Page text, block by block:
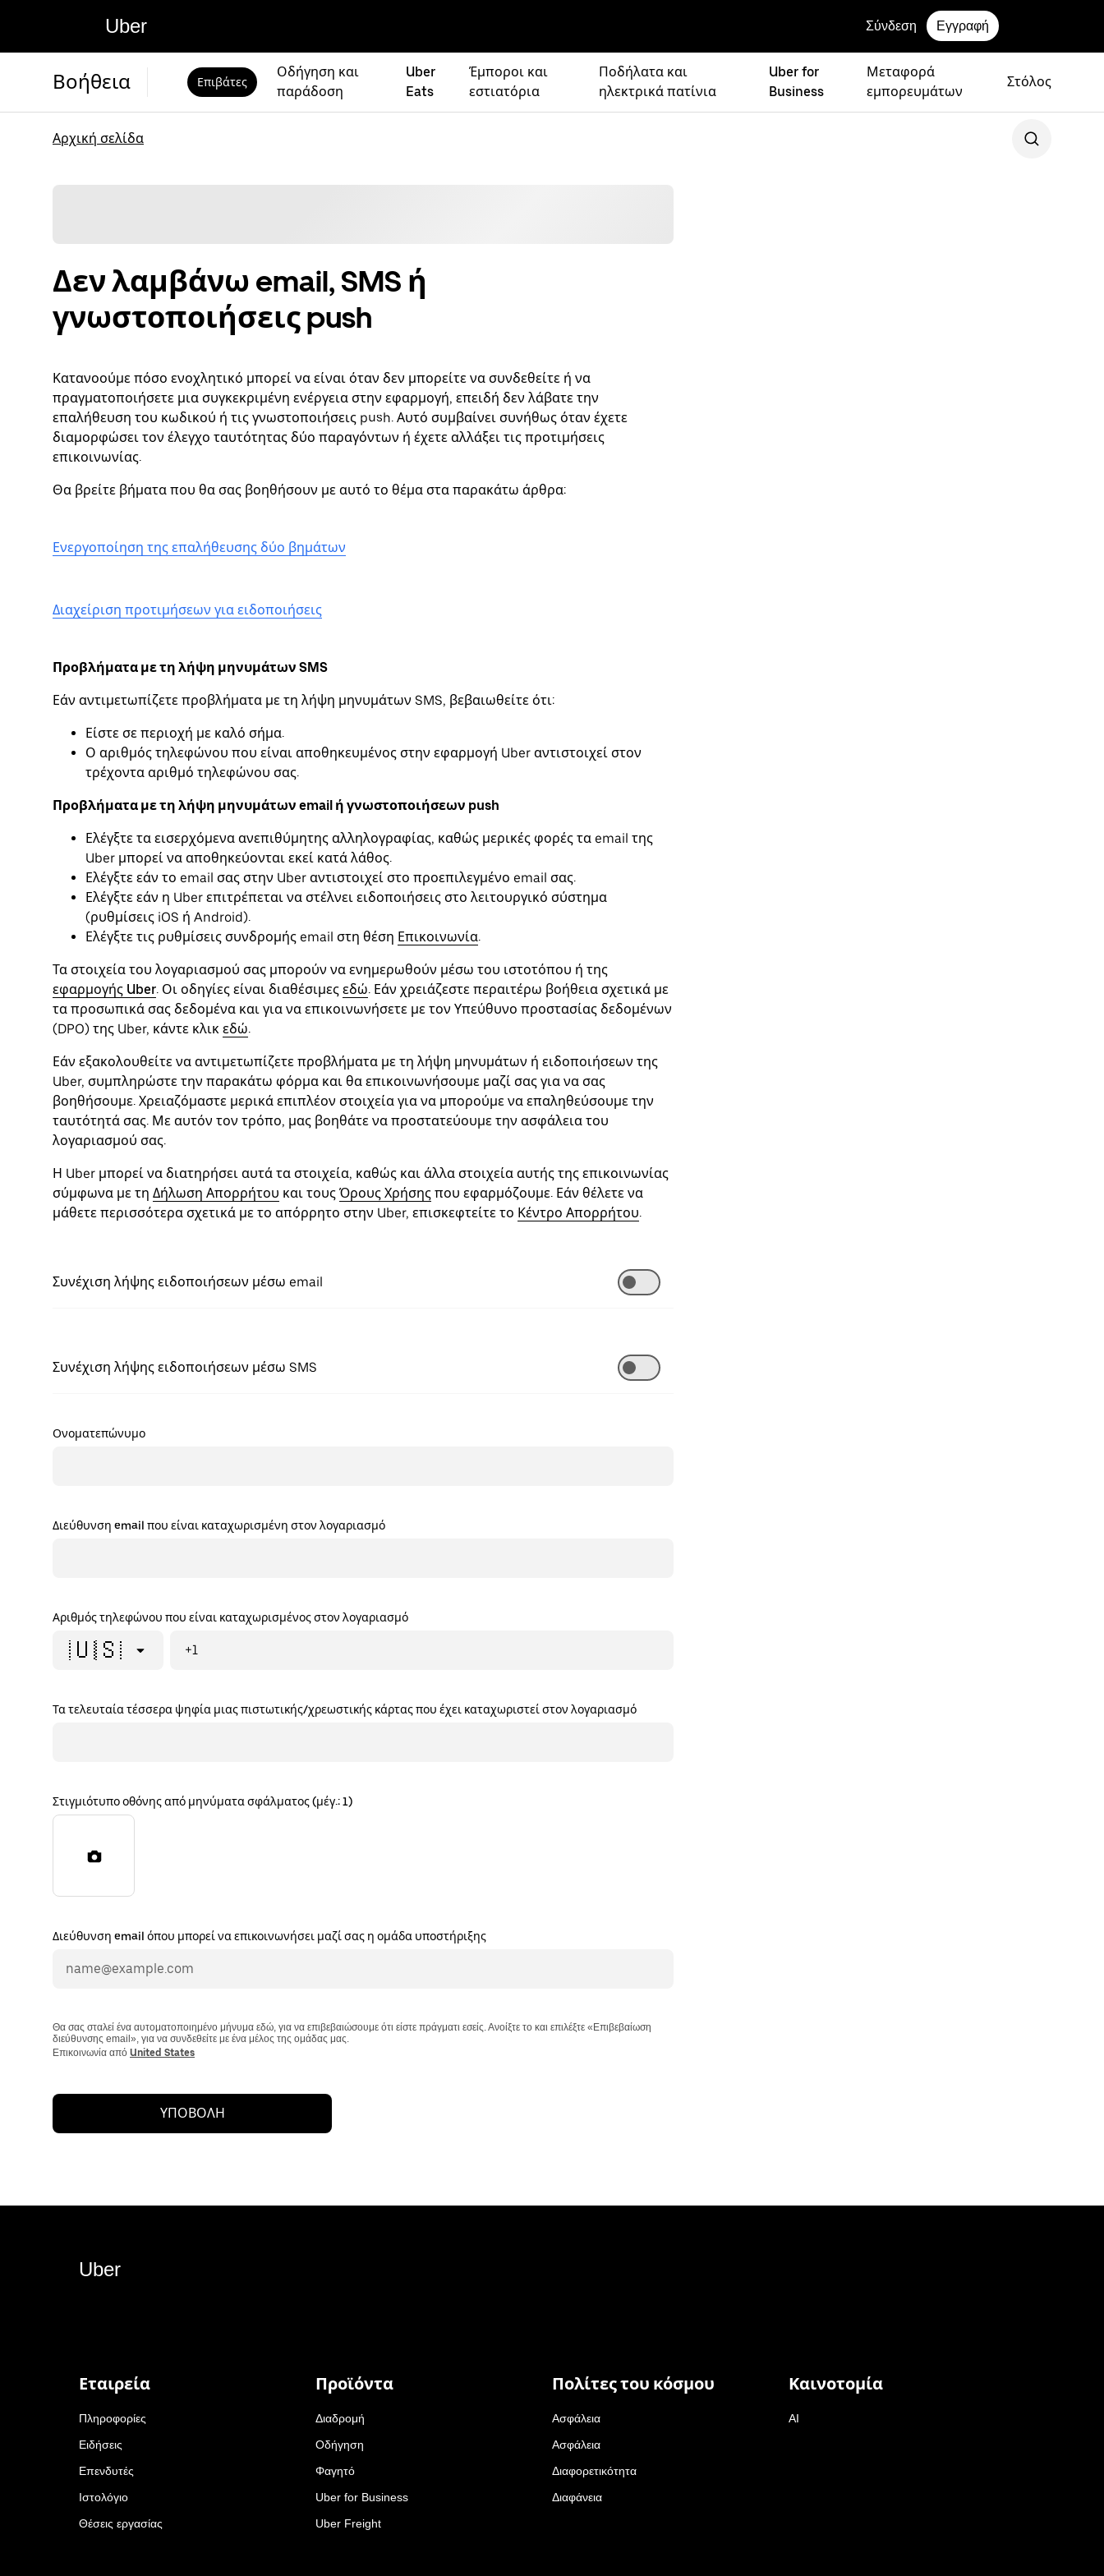
Uber Σύνδεση Εγγραφή
Βοήθεια Επιβάτες
Οδήγηση και
παράδοση
Uber
Eats
Έμποροι και
εστιατόρια
Ποδήλατα και
ηλεκτρικά πατίνια
Uber for
Business
Μεταφορά
εμπορευμάτων
Στόλος
Αρχική σελίδα
Δεν λαμβάνω email, SMS ή
γνωστοποιήσεις push
Κατανοούμε πόσο ενοχλητικό μπορεί να είναι όταν δεν μπορείτε να συνδεθείτε ή να
πραγματοποιήσετε μια συγκεκριμένη ενέργεια στην εφαρμογή, επειδή δεν λάβατε την
επαλήθευση του κωδικού ή τις γνωστοποιήσεις push. Αυτό συμβαίνει συνήθως όταν έχετε
διαμορφώσει τον έλεγχο ταυτότητας δύο παραγόντων ή έχετε αλλάξει τις προτιμήσεις
επικοινωνίας.
Θα βρείτε βήματα που θα σας βοηθήσουν με αυτό το θέμα στα παρακάτω άρθρα:
Ενεργοποίηση της επαλήθευσης δύο βημάτων
Διαχείριση προτιμήσεων για ειδοποιήσεις
Προβλήματα με τη λήψη μηνυμάτων SMS
Εάν αντιμετωπίζετε προβλήματα με τη λήψη μηνυμάτων SMS, βεβαιωθείτε ότι:
Είστε σε περιοχή με καλό σήμα.
Ο αριθμός τηλεφώνου που είναι αποθηκευμένος στην εφαρμογή Uber αντιστοιχεί στον
τρέχοντα αριθμό τηλεφώνου σας.
Προβλήματα με τη λήψη μηνυμάτων email ή γνωστοποιήσεων push
Ελέγξτε τα εισερχόμενα ανεπιθύμητης αλληλογραφίας, καθώς μερικές φορές τα email της
Uber μπορεί να αποθηκεύονται εκεί κατά λάθος.
Ελέγξτε εάν το email σας στην Uber αντιστοιχεί στο προεπιλεγμένο email σας.
Ελέγξτε εάν η Uber επιτρέπεται να στέλνει ειδοποιήσεις στο λειτουργικό σύστημα
(ρυθμίσεις iOS ή Android).
Ελέγξτε τις ρυθμίσεις συνδρομής email στη θέση Επικοινωνία.
Τα στοιχεία του λογαριασμού σας μπορούν να ενημερωθούν μέσω του ιστοτόπου ή της
εφαρμογής Uber. Οι οδηγίες είναι διαθέσιμες εδώ. Εάν χρειάζεστε περαιτέρω βοήθεια σχετικά με
τα προσωπικά σας δεδομένα και για να επικοινωνήσετε με τον Υπεύθυνο προστασίας δεδομένων
(DPO) της Uber, κάντε κλικ εδώ.
Εάν εξακολουθείτε να αντιμετωπίζετε προβλήματα με τη λήψη μηνυμάτων ή ειδοποιήσεων της
Uber, συμπληρώστε την παρακάτω φόρμα και θα επικοινωνήσουμε μαζί σας για να σας
βοηθήσουμε. Χρειαζόμαστε μερικά επιπλέον στοιχεία για να μπορούμε να επαληθεύσουμε την
ταυτότητά σας. Με αυτόν τον τρόπο, μας βοηθάτε να προστατεύουμε την ασφάλεια του
λογαριασμού σας.
Η Uber μπορεί να διατηρήσει αυτά τα στοιχεία, καθώς και άλλα στοιχεία αυτής της επικοινωνίας
σύμφωνα με τη Δήλωση Απορρήτου και τους Όρους Χρήσης που εφαρμόζουμε. Εάν θέλετε να
μάθετε περισσότερα σχετικά με το απόρρητο στην Uber, επισκεφτείτε το Κέντρο Απορρήτου.
Συνέχιση λήψης ειδοποιήσεων μέσω email
Συνέχιση λήψης ειδοποιήσεων μέσω SMS
Ονοματεπώνυμο
Διεύθυνση email που είναι καταχωρισμένη στον λογαριασμό
Αριθμός τηλεφώνου που είναι καταχωρισμένος στον λογαριασμό
🇺🇸 +1
Τα τελευταία τέσσερα ψηφία μιας πιστωτικής/χρεωστικής κάρτας που έχει καταχωριστεί στον λογαριασμό
Στιγμιότυπο οθόνης από μηνύματα σφάλματος (μέγ.: 1)
Διεύθυνση email όπου μπορεί να επικοινωνήσει μαζί σας η ομάδα υποστήριξης
Θα σας σταλεί ένα αυτοματοποιημένο μήνυμα εδώ, για να επιβεβαιώσουμε ότι είστε πράγματι εσείς. Ανοίξτε το και επιλέξτε «Επιβεβαίωση
διεύθυνσης email», για να συνδεθείτε με ένα μέλος της ομάδας μας.
Επικοινωνία από United States
ΥΠΟΒΟΛΗ
Uber
Εταιρεία
Πληροφορίες
Ειδήσεις
Επενδυτές
Ιστολόγιο
Θέσεις εργασίας
Προϊόντα
Διαδρομή
Οδήγηση
Φαγητό
Uber for Business
Uber Freight
Πολίτες του κόσμου
Ασφάλεια
Ασφάλεια
Διαφορετικότητα
Διαφάνεια
Καινοτομία
AI